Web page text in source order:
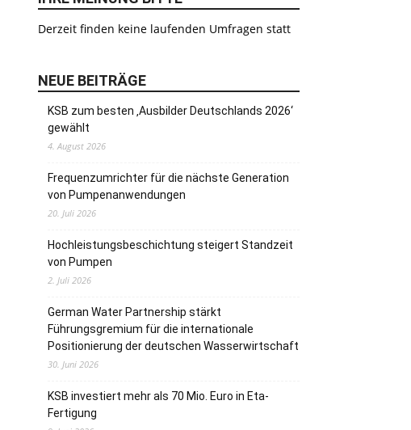
Derzeit finden keine laufenden Umfragen statt
NEUE BEITRÄGE
KSB zum besten ‚Ausbilder Deutschlands 2026‘
gewählt
4. August 2026
Frequenzumrichter für die nächste Generation
von Pumpenanwendungen
20. Juli 2026
Hochleistungsbeschichtung steigert Standzeit
von Pumpen
2. Juli 2026
German Water Partnership stärkt
Führungsgremium für die internationale
Positionierung der deutschen Wasserwirtschaft
30. Juni 2026
KSB investiert mehr als 70 Mio. Euro in Eta-
Fertigung